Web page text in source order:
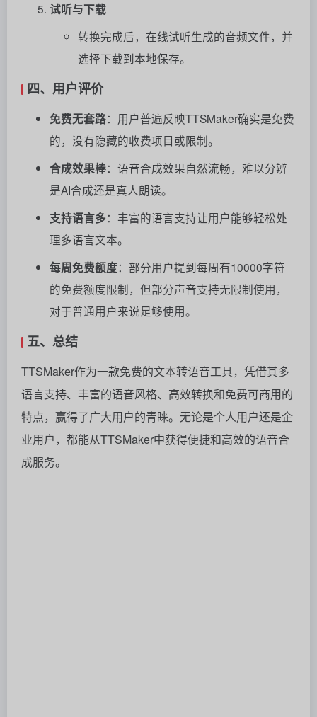
试听与下载
转换完成后，在线试听生成的音频文件，并
选择下载到本地保存。
四、用户评价
免费无套路：用户普遍反映TTSMaker确实是免费
的，没有隐藏的收费项目或限制。
合成效果棒：语音合成效果自然流畅，难以分辨
是AI合成还是真人朗读。
支持语言多：丰富的语言支持让用户能够轻松处
理多语言文本。
每周免费额度：部分用户提到每周有10000字符
的免费额度限制，但部分声音支持无限制使用，
对于普通用户来说足够使用。
五、总结
TTSMaker作为一款免费的文本转语音工具，凭借其多
语言支持、丰富的语音风格、高效转换和免费可商用的
特点，赢得了广大用户的青睐。无论是个人用户还是企
业用户，都能从TTSMaker中获得便捷和高效的语音合
成服务。